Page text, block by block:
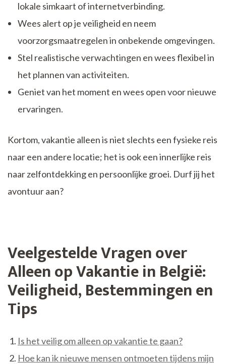
lokale simkaart of internetverbinding.
Wees alert op je veiligheid en neem
voorzorgsmaatregelen in onbekende omgevingen.
Stel realistische verwachtingen en wees flexibel in
het plannen van activiteiten.
Geniet van het moment en wees open voor nieuwe
ervaringen.
Kortom, vakantie alleen is niet slechts een fysieke reis
naar een andere locatie; het is ook een innerlijke reis
naar zelfontdekking en persoonlijke groei. Durf jij het
avontuur aan?
Veelgestelde Vragen over
Alleen op Vakantie in België:
Veiligheid, Bestemmingen en
Tips
Is het veilig om alleen op vakantie te gaan?
Hoe kan ik nieuwe mensen ontmoeten tijdens mijn